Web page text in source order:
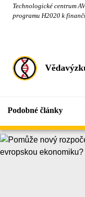
Technologické centrum
programu H2020 k
Podobné články